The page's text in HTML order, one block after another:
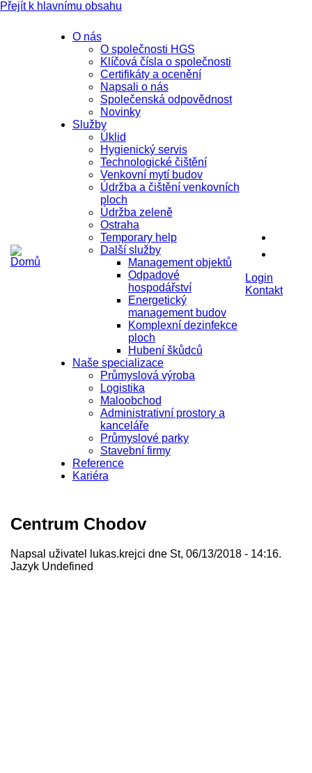
Přejít k hlavnímu obsahu
O nás
O společnosti HGS
Klíčová čísla o společnosti
Certifikáty a ocenění
Napsali o nás
Společenská odpovědnost
Novinky
Služby
Úklid
Hygienický servis
Technologické čištění
Venkovní mytí budov
Údržba a čištění venkovních
ploch
Údržba zeleně
Ostraha
Temporary help
Další služby
Management objektů
Odpadové
hospodářství
Energetický
management budov
Komplexní dezinfekce
ploch
Hubení škůdců
Naše specializace
Průmyslová výroba
Logistika
Maloobchod
Administrativní prostory a
kanceláře
Průmyslové parky
Stavební firmy
Reference
Kariéra
Login
Kontakt
Centrum Chodov
Napsal uživatel lukas.krejci dne St, 06/13/2018 - 14:16.
Jazyk Undefined